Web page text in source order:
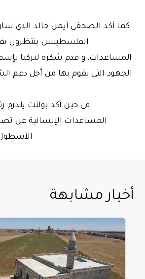
كما أكد الصحفي أيمن خالد الذي
الفلسطينيين ينتظرون
المساعدات، و قدم شكره لتركيا
الجهود التي تقوم بها من أجل دعم
في حين أكد بولنت يلدرم
المساعدات الإنسانية عن
أخبار مشابهة